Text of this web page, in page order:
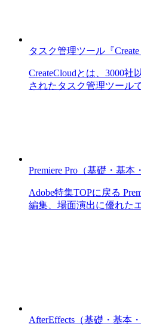
タスク管理ツール『
CreateCloudとは、3000
されたタスク管理ツール
Premiere Pro（基礎・基本
Adobe特集TOPに戻る
編集、場面演出に優れた
AfterEffects（基礎